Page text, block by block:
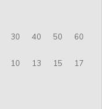
30 40 50 60
10 13 15 17